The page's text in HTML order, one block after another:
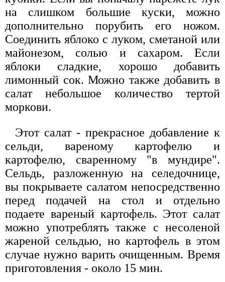
на слишком большие куски, можно
дополнительно порубить его ножом.
Соединить яблоко с луком, сметаной или
майонезом, солью и сахаром. Если
яблоки сладкие, хорошо добавить
лимонный сок. Можно также добавить в
салат небольшое количество тертой
моркови.
Этот салат - прекрасное добавление к
сельди, вареному картофелю и
картофелю, сваренному "в мундире".
Сельдь, разложенную на селедочнице,
вы покрываете салатом непосредственно
перед подачей на стол и отдельно
подаете вареный картофель. Этот салат
можно употреблять также с несоленой
жареной сельдью, но картофель в этом
случае нужно варить очищенным. Время
приготовления - около 15 мин.